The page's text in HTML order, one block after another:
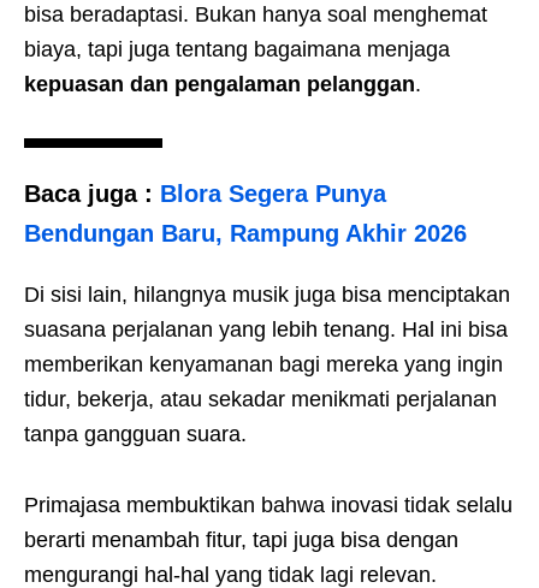
bisa beradaptasi. Bukan hanya soal menghemat
biaya, tapi juga tentang bagaimana menjaga
kepuasan dan pengalaman pelanggan.
Baca juga : Blora Segera Punya
Bendungan Baru, Rampung Akhir 2026
Di sisi lain, hilangnya musik juga bisa menciptakan
suasana perjalanan yang lebih tenang. Hal ini bisa
memberikan kenyamanan bagi mereka yang ingin
tidur, bekerja, atau sekadar menikmati perjalanan
tanpa gangguan suara.
Primajasa membuktikan bahwa inovasi tidak selalu
berarti menambah fitur, tapi juga bisa dengan
mengurangi hal-hal yang tidak lagi relevan.